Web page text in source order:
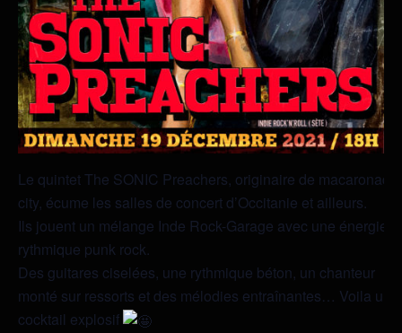
Le quintet The SONIC Preachers, originaire de macaronade
city, écume les salles de concert d’Occitanie et ailleurs.
Ils jouent un mélange Inde Rock-Garage avec une énergie
rythmique punk rock.
Des guitares ciselées, une rythmique béton, un chanteur
monté sur ressorts et des mélodies entraînantes… Voila un
cocktail explosif